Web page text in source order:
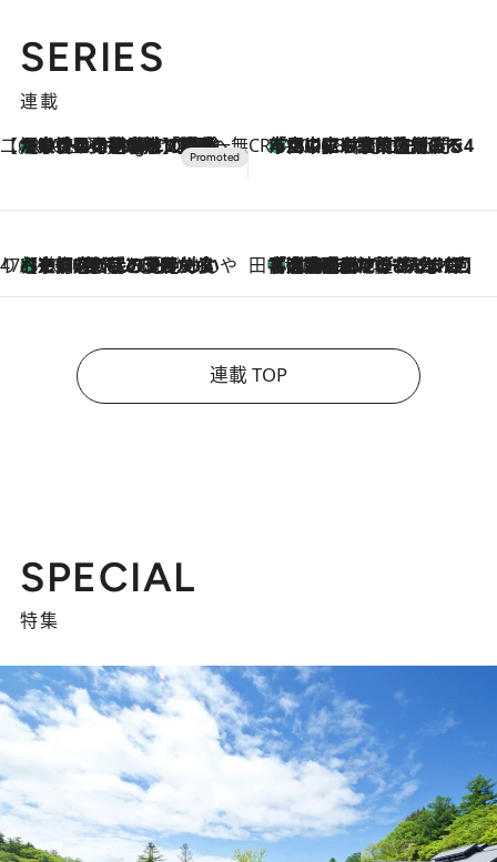
SERIES
連載
【CREA×星野リゾート】唯一無二。癒しと発見が待つ場所へ
10 Hours Ago
【トンボの足水浴】ヒノキの香りに包まれて涼感マックス！約13℃の湧水かけ流しを避暑地「星野温泉 トンボの湯」で体験 CREA'S CHOICE
2026.8.7
「立川にも歌舞伎があるんだよ」 片岡仁左衛門・市川中車ら豪華座組みで4年目の立川立飛歌舞伎へ
47都道府県の手みやげ ひんやりスイーツで夏を満喫
2026.8.7
【京都府】この夏絶対食べたい 冷やしておいしいおやつ3選 ひと口目から心を掴む新緑のテリーヌ 田中稲の勝手に再ブーム
2026.8.7
「湘南乃風に憧れて」観客大盛上がりの“タオル回し”に、ラッパー顔負けの高速歌唱まで…さだまさし（74）のアグレッシブすぎる現在地
連載 TOP
SPECIAL
特集